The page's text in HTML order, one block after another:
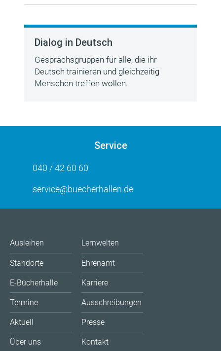
Dialog in Deutsch
Gesprächsgruppen für alle, die ihr
Deutsch trainieren und gleichzeitig
Menschen treffen wollen.
Service
040 / 42 60 60
service@buecherhallen.de
Ausleihen
Standorte
E-Bücherhalle
Termine
Aktuell
Über uns
Lernwelten
Ehrenamt
Karriere
Ausschreibungen
Presse
Kontakt